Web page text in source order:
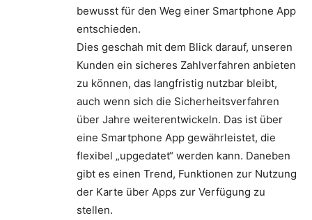
bewusst für den Weg einer Smartphone App
entschieden.
Dies geschah mit dem Blick darauf, unseren
Kunden ein sicheres Zahlverfahren anbieten
zu können, das langfristig nutzbar bleibt,
auch wenn sich die Sicherheitsverfahren
über Jahre weiterentwickeln. Das ist über
eine Smartphone App gewährleistet, die
flexibel „upgedatet“ werden kann. Daneben
gibt es einen Trend, Funktionen zur Nutzung
der Karte über Apps zur Verfügung zu
stellen.